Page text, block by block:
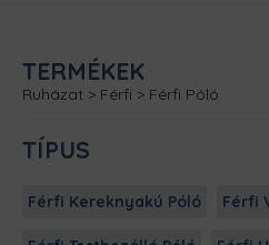
TERMÉKEK
Ruházat > Férfi > Férfi Póló
TÍPUS
Férfi Kereknyakú Póló Férfi